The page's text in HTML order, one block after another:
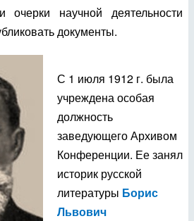
очерки научной деятельности
документы.
С 1 июля 1912 г. была
учреждена особая
должность
заведующего Архивом
Конференции. Ее занял
историк русской
литературы Борис
Львович